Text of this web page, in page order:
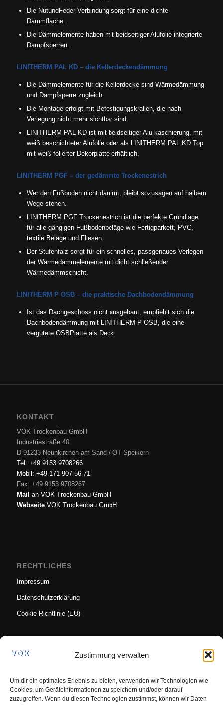
Zustimmung verwalten
Um dir ein optimales Erlebnis zu bieten, verwenden wir Technologien wie
Cookies, um Geräteinformationen zu speichern und/oder darauf
zuzugreifen. Wenn du diesen Technologien zustimmst, können wir Daten
Die Nut­und­Feder ­Verbindung sorgt für eine dichte
Dämmfläche.
Die Dämmelemente haben mit beidseitiger Alufolie integrierte
Dampfsperren.
LINITHERM PAL KD – die Kellerdeckendämmung
Die Dämmelemente für die Kellerdecke sind Wärmedämmung
und Dampfsperre zugleich.
Die Montage erfolgt mit Befestigungskrallen, die nach
Verlegung nicht mehr sichtbar sind.
LINITHERM PAL KD ist mit beidseitiger Alu­ kaschierung, mit
weiß beschichteter Alufolie oder als LINITHERM PAL KD Top
mit weiß folierter Dekorplatte erhältlich.
LINITHERM PGF – der gedämmte Trockenestrich
Wer den Fußboden nicht dämmt, bleibt sozusagen auf halbem
Wege stehen.
LINITHERM PGF Trockenestrich ist die perfekte Grundlage
für alle gängigen Fußbodenbeläge wie Fertigparkett, PVC,
textile Beläge und Fliesen.
Der Stufenfalz sorgt für ein schnelles, passgenaues Verlegen
der Wärmedämmelemente mit dicht schließender
Wärmedämmschicht.
LINITHERM P OSB – die praktische Dachbodendämmung
Ist das Dachgeschoss nicht ausgebaut, empfiehlt sich die
Dachbodendämmung mit LINITHERM P OSB, die eine
vergütete OSB­Platte als Deck
KONTAKT
VOK Trockenbau GmbH
Industriestraße 40
D-91233 Neunkirchen am Sand / OT Speikern
Tel: +49 9153 9708266
Mobil: +49 171 907 56 71
Fax: +49 9153 9708267
Mail an VOK Trockenbau GmbH
WebseiteVOK Trockenbau GmbH
RECHTLICHES
Impressum
Datenschutzerklärung
Cookie-Richtlinie (EU)